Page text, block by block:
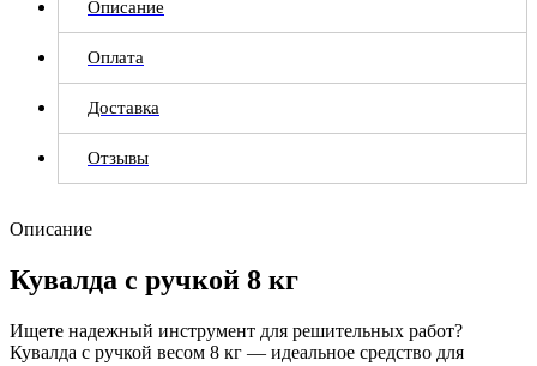
Описание
Оплата
Доставка
Отзывы
Описание
Кувалда с ручкой 8 кг
Ищете надежный инструмент для решительных работ?
Кувалда с ручкой весом 8 кг — идеальное средство для